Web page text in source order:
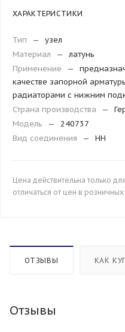
ХАРАКТЕРИСТИКИ
Тип —
узел
Материал
—
латунь
Применение
—
качестве запорной
радиаторами с нижним
Страна производства
—
Модель
—
240737
Вид соединения
— HH
Цена действительна только
отличаться от цен в
ОТЗЫВЫ КАК
Отзывы